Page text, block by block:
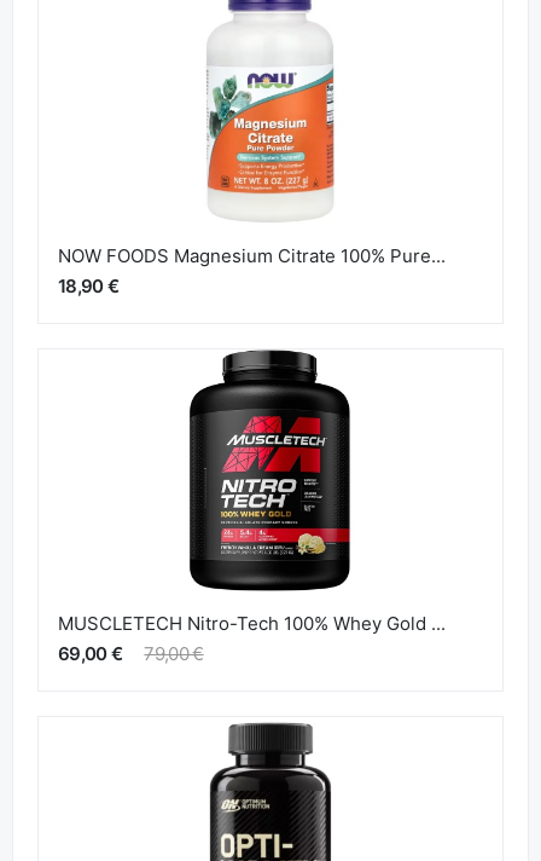
NOW FOODS Magnesium Citrate 100% Pure...
18,90 €
MUSCLETECH Nitro-Tech 100% Whey Gold ...
69,00 €
79,00 €